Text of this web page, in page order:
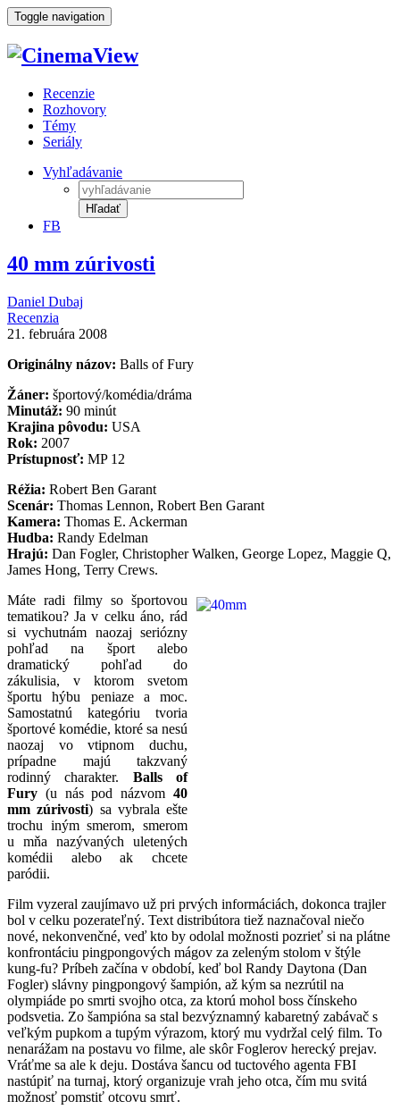
Toggle navigation
Recenzie
Rozhovory
Témy
Seriály
Vyhľadávanie
Hľadať
FB
40 mm zúrivosti
Daniel Dubaj
Recenzia
21. februára 2008
Originálny názov: Balls of Fury
Žáner: športový/komédia/dráma
Minutáž: 90 minút
Krajina pôvodu: USA
Rok: 2007
Prístupnosť: MP 12
Réžia: Robert Ben Garant
Scenár: Thomas Lennon, Robert Ben Garant
Kamera: Thomas E. Ackerman
Hudba: Randy Edelman
Hrajú: Dan Fogler, Christopher Walken, George Lopez, Maggie Q,
James Hong, Terry Crews.
Máte radi filmy so športovou
tematikou? Ja v celku áno, rád
si vychutnám naozaj seriózny
pohľad na šport alebo
dramatický pohľad do
zákulisia, v ktorom svetom
športu hýbu peniaze a moc.
Samostatnú kategóriu tvoria
športové komédie, ktoré sa nesú
naozaj vo vtipnom duchu,
prípadne majú takzvaný
rodinný charakter. Balls of
Fury (u nás pod názvom 40
mm zúrivosti) sa vybrala ešte
trochu iným smerom, smerom
u mňa nazývaných uletených
komédii alebo ak chcete
paródii.
Film vyzeral zaujímavo už pri prvých informáciách, dokonca trajler
bol v celku pozerateľný. Text distribútora tiež naznačoval niečo
nové, nekonvenčné, veď kto by odolal možnosti pozrieť si na plátne
konfrontáciu pingpongových mágov za zeleným stolom v štýle
kung-fu? Príbeh začína v období, keď bol Randy Daytona (Dan
Fogler) slávny pingpongový šampión, až kým sa nezrútil na
olympiáde po smrti svojho otca, za ktorú mohol boss čínskeho
podsvetia. Zo šampióna sa stal bezvýznamný kabaretný zabávač s
veľkým pupkom a tupým výrazom, ktorý mu vydržal celý film. To
nenarážam na postavu vo filme, ale skôr Foglerov herecký prejav.
Vráťme sa ale k deju. Dostáva šancu od tuctového agenta FBI
nastúpiť na turnaj, ktorý organizuje vrah jeho otca, čím mu svitá
možnosť pomstiť otcovu smrť.